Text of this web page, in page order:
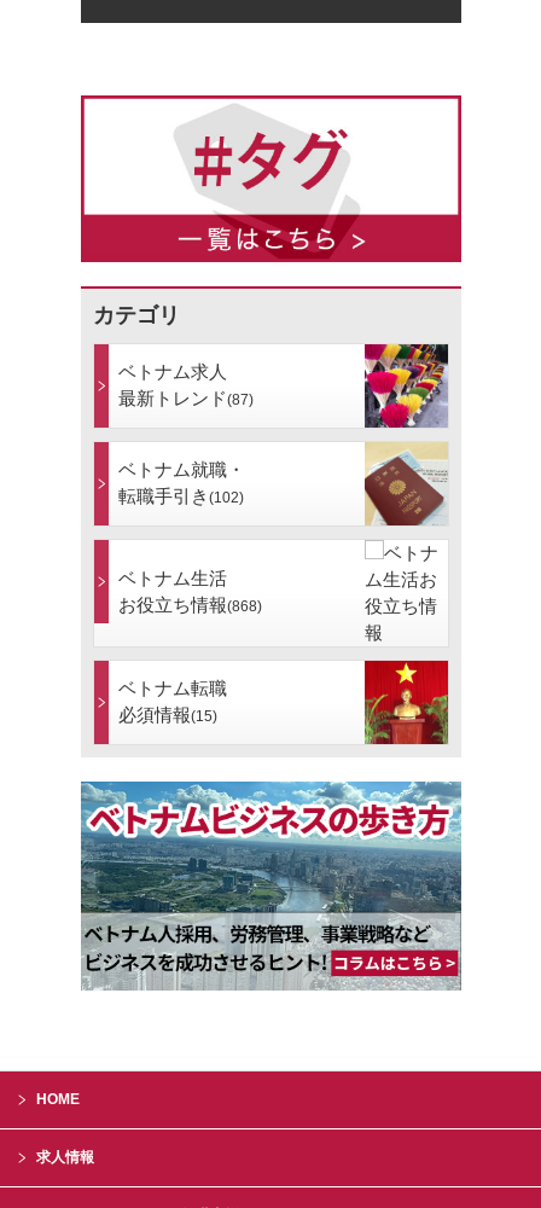
カテゴリ
ベトナム求人
最新トレンド(87)
ベトナム就職・
転職手引き (102)
ベトナム生活
お役立ち情報(868)
ベトナム転職
必須情報(15)
HOME
求人情報